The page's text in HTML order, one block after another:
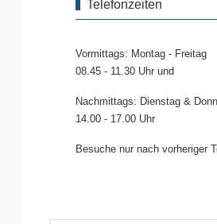
Telefonzeiten
Vormittags: Montag - Freitag
08.45 - 11.30 Uhr und
Nachmittags: Dienstag &
14.00 - 17.00 Uhr
Besuche nur nach vorheriger